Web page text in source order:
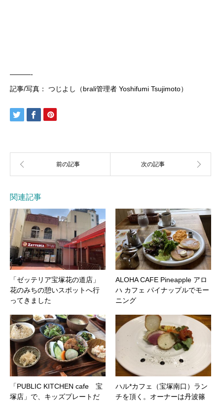
———-
記事/写真： つじよし（brali管理者 Yoshifumi Tsujimoto）
関連記事
「ゼッテリア宝塚花の道店」
花のみちの憩いスポットへ行
ってきました
ALOHA CAFE Pineapple アロ
ハ カフェ パイナップルでモー
ニング
「PUBLIC KITCHEN cafe 宝
塚店」で、キッズプレートだ
ハル*カフェ（宝塚南口）ラン
チを頂く。オーナーは丹波篠